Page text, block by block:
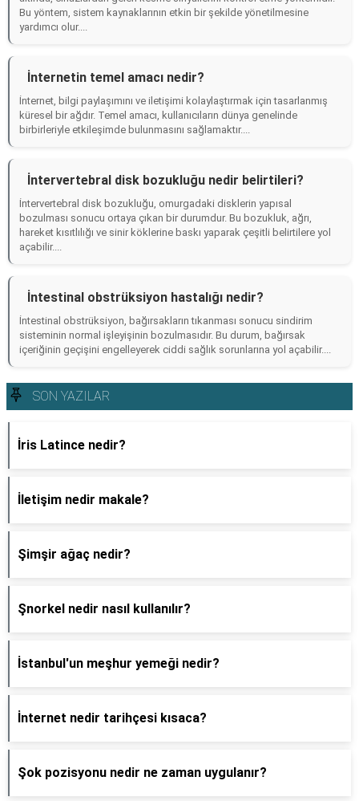
Bu yöntem, sistem kaynaklarının etkin bir şekilde yönetilmesine
yardımcı olur....
İnternetin temel amacı nedir?
İnternet, bilgi paylaşımını ve iletişimi kolaylaştırmak için tasarlanmış
küresel bir ağdır. Temel amacı, kullanıcıların dünya genelinde
birbirleriyle etkileşimde bulunmasını sağlamaktır....
İntervertebral disk bozukluğu nedir belirtileri?
İntervertebral disk bozukluğu, omurgadaki disklerin yapısal
bozulması sonucu ortaya çıkan bir durumdur. Bu bozukluk, ağrı,
hareket kısıtlılığı ve sinir köklerine baskı yaparak çeşitli belirtilere yol
açabilir....
İntestinal obstrüksiyon hastalığı nedir?
İntestinal obstrüksiyon, bağırsakların tıkanması sonucu sindirim
sisteminin normal işleyişinin bozulmasıdır. Bu durum, bağırsak
içeriğinin geçişini engelleyerek ciddi sağlık sorunlarına yol açabilir....
SON YAZILAR
İris Latince nedir?
İletişim nedir makale?
Şimşir ağaç nedir?
Şnorkel nedir nasıl kullanılır?
İstanbul'un meşhur yemeği nedir?
İnternet nedir tarihçesi kısaca?
Şok pozisyonu nedir ne zaman uygulanır?